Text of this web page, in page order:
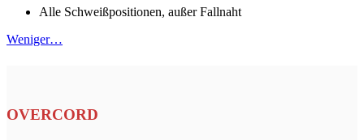
Alle Schweißpositionen, außer Fallnaht
Weniger…
OVERCORD